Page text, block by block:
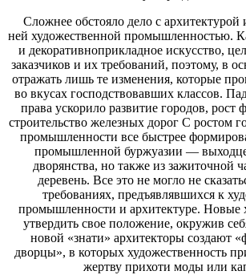
Сложнее обстояло дело с архитектурой
ней художественной промышленностью.
и декоративноприкладное искусство,
заказчиков и их требований, поэтому, в
отражать лишь те изменения, которые
во вкусах господствовавших классов.
права ускорило развитие городов, рост
строительство железных дорог С ростом
промышленности все быстрее
промышленной буржуазии —
дворянства, но также из зажиточной
деревень. Все это не могло не
требованиях, предъявлявшихся к
промышленности и архитектуре. Новые
утвердить свое положение, окружив
новой «знати» архитекторы создают
дворцы», в которых художественность
жертву прихоти моды или